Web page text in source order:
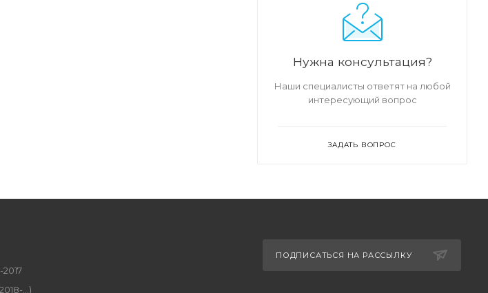
Нужна консультация?
Наши специалисты ответят на любой
интересующий вопрос
ЗАДАТЬ ВОПРОС
2017
...)
ПОДПИСАТЬСЯ НА РАССЫЛКУ